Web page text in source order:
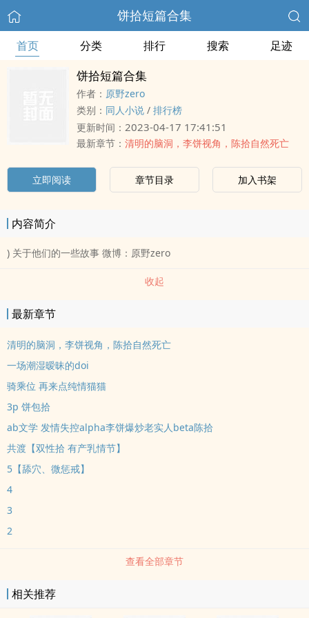
饼拾短篇合集
首页 分类 排行 搜索 足迹
饼拾短篇合集
作者： 原野zero
类别： 同人小说 / 排行榜
更新时间： 2023-04-17 17:41:51
最新章节： 清明的脑洞，李饼视角，陈拾自然死亡
立即阅读 章节目录 加入书架
内容简介
) 关于他们的一些故事 微博：原野zero
收起
最新章节
清明的脑洞，李饼视角，陈拾自然死亡
一场潮湿暧昧的doi
骑乘位 再来点纯情猫猫
3p 饼包拾
ab文学 发情失控alpha李饼爆炒老实人beta陈拾
共渡【双性拾 有产乳情节】
5【舔穴、微惩戒】
4
3
2
查看全部章节
相关推荐